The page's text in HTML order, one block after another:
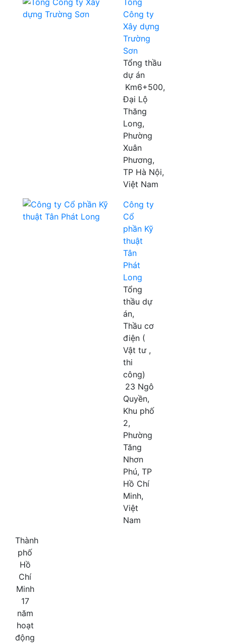
Tổng
Công ty
Xây dựng
Trường
Sơn
Tổng thầu
dự án
Km6+500,
Đại Lộ
Thăng
Long,
Phường
Xuân
Phương,
TP Hà Nội,
Việt Nam
Công ty
Cổ
phần Kỹ
thuật
Tân
Phát
Long
Tổng
thầu dự
án,
Thầu cơ
điện (
Vật tư ,
thi
công)
23 Ngô
Quyền,
Khu phố
2,
Phường
Tăng
Nhơn
Phú, TP
Hồ Chí
Minh,
Việt
Nam
Thành
phố
Hồ
Chí
Minh
17
năm
hoạt
động